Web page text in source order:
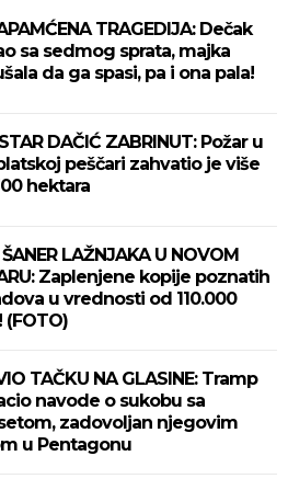
TRAGEDIJA: Dečak
sa sedmog sprata, majka
da ga spasi, pa i ona pala!
DAČIĆ ZABRINUT: Požar u
peščari zahvatio je više
hektara
LAŽNJAKA U NOVOM
Zaplenjene kopije poznatih
u vrednosti od 110.000
(FOTO)
TAČKU NA GLASINE: Tramp
navode o sukobu sa
zadovoljan njegovim
u Pentagonu